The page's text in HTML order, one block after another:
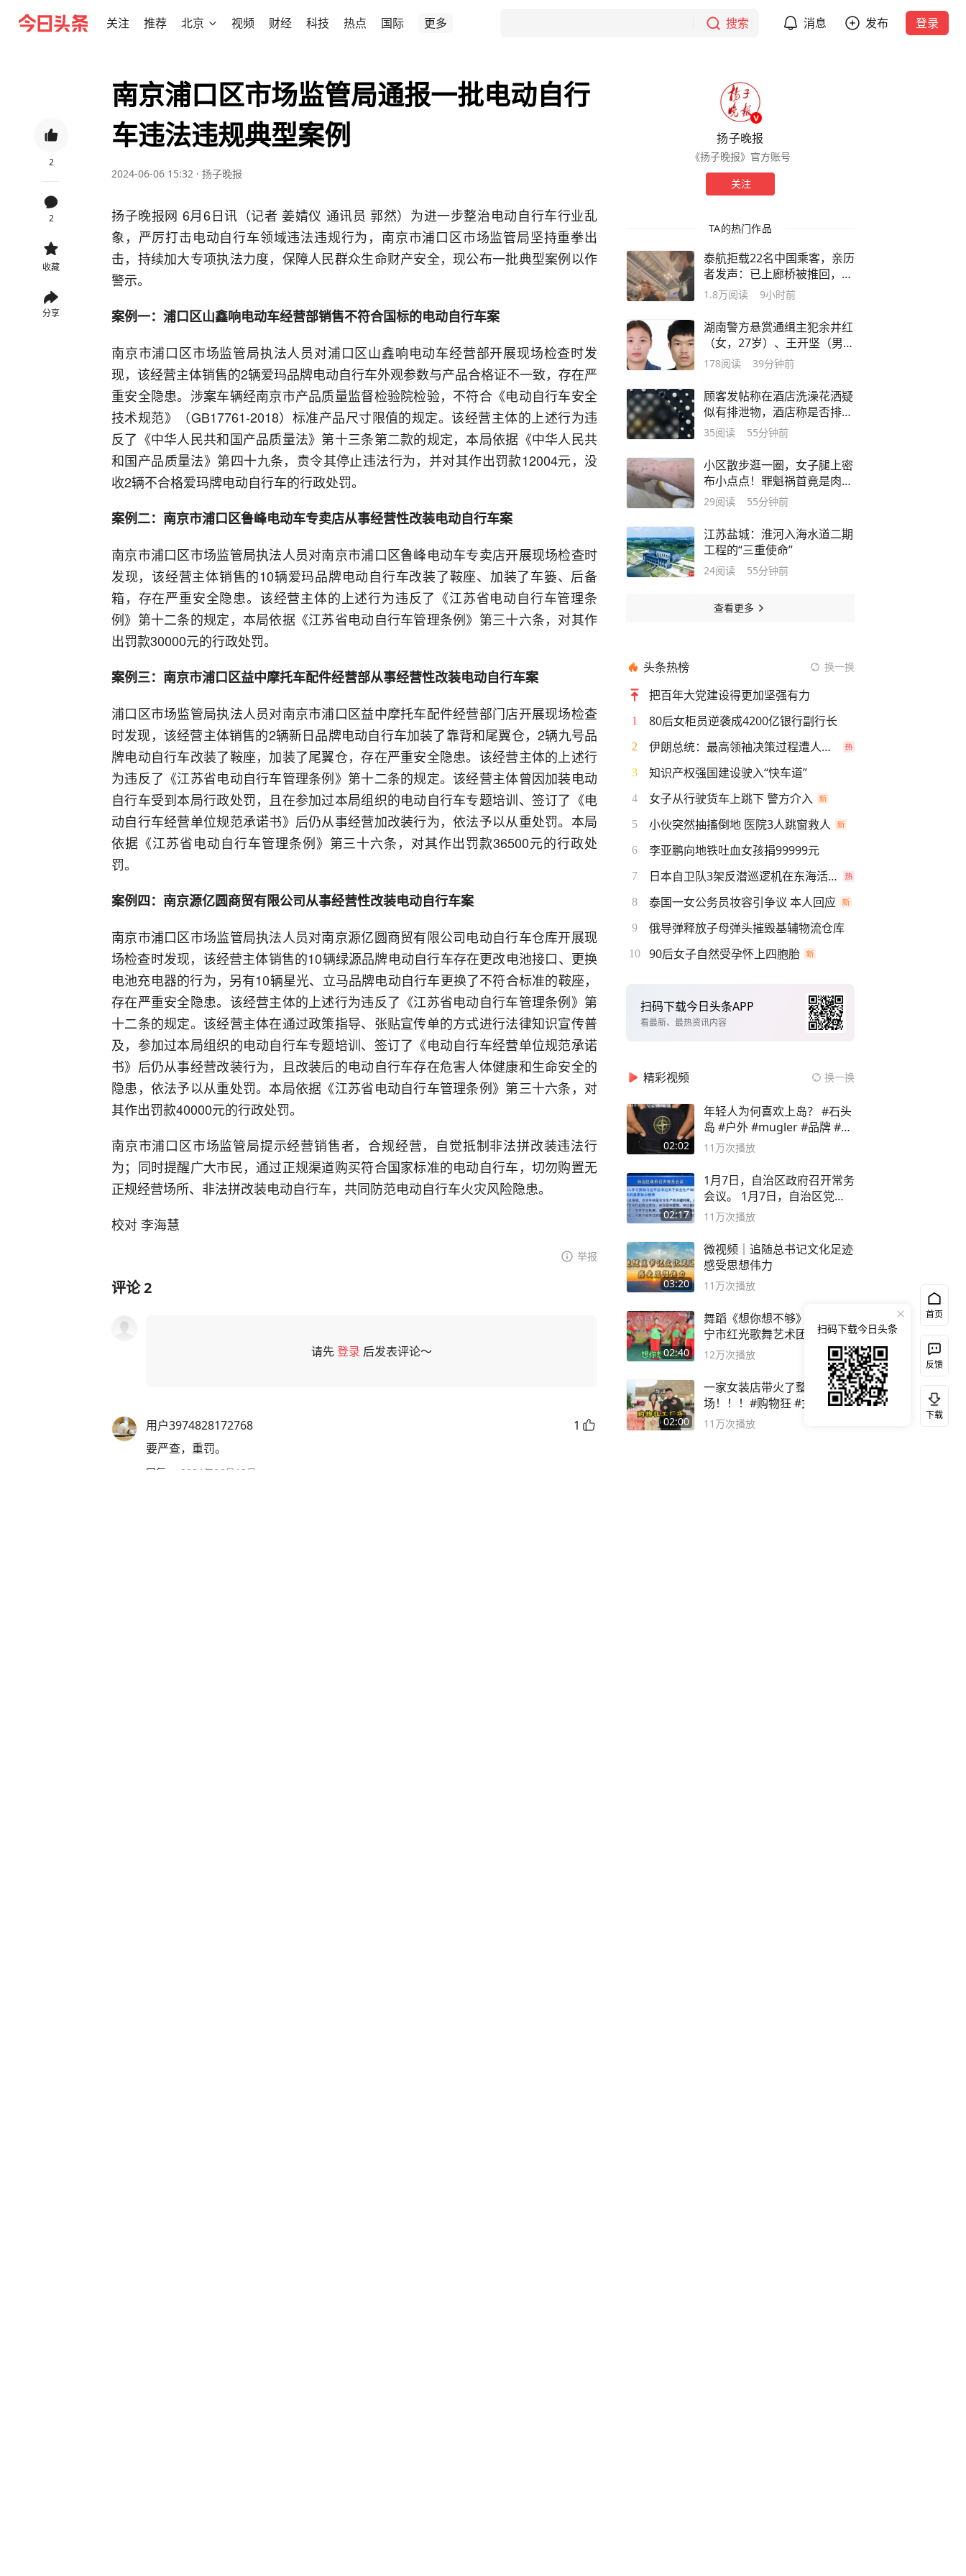
关注 推荐 北京 视频 财经 科技 热点 国际 更多 搜索 消息 发布 登录
2
2
收藏
分享
南京浦口区市场监管局通报一批电动自行
车违法违规典型案例
2024-06-06 15:32 · 扬子晚报
扬子晚报网 6月6日讯（记者 姜婧仪 通讯员 郭然）为进一步整治电动自行车行业乱
象，严厉打击电动自行车领域违法违规行为，南京市浦口区市场监管局坚持重拳出
击，持续加大专项执法力度，保障人民群众生命财产安全，现公布一批典型案例以作
警示。
案例一：浦口区山鑫响电动车经营部销售不符合国标的电动自行车案
南京市浦口区市场监管局执法人员对浦口区山鑫响电动车经营部开展现场检查时发
现，该经营主体销售的2辆爱玛品牌电动自行车外观参数与产品合格证不一致，存在严
重安全隐患。涉案车辆经南京市产品质量监督检验院检验，不符合《电动自行车安全
技术规范》（GB17761-2018）标准产品尺寸限值的规定。该经营主体的上述行为违
反了《中华人民共和国产品质量法》第十三条第二款的规定，本局依据《中华人民共
和国产品质量法》第四十九条，责令其停止违法行为，并对其作出罚款12004元，没
收2辆不合格爱玛牌电动自行车的行政处罚。
案例二：南京市浦口区鲁峰电动车专卖店从事经营性改装电动自行车案
南京市浦口区市场监管局执法人员对南京市浦口区鲁峰电动车专卖店开展现场检查时
发现，该经营主体销售的10辆爱玛品牌电动自行车改装了鞍座、加装了车篓、后备
箱，存在严重安全隐患。该经营主体的上述行为违反了《江苏省电动自行车管理条
例》第十二条的规定，本局依据《江苏省电动自行车管理条例》第三十六条，对其作
出罚款30000元的行政处罚。
案例三：南京市浦口区益中摩托车配件经营部从事经营性改装电动自行车案
浦口区市场监管局执法人员对南京市浦口区益中摩托车配件经营部门店开展现场检查
时发现，该经营主体销售的2辆新日品牌电动自行车加装了靠背和尾翼仓，2辆九号品
牌电动自行车改装了鞍座，加装了尾翼仓，存在严重安全隐患。该经营主体的上述行
为违反了《江苏省电动自行车管理条例》第十二条的规定。该经营主体曾因加装电动
自行车受到本局行政处罚，且在参加过本局组织的电动自行车专题培训、签订了《电
动自行车经营单位规范承诺书》后仍从事经营加改装行为，依法予以从重处罚。本局
依据《江苏省电动自行车管理条例》第三十六条，对其作出罚款36500元的行政处
罚。
案例四：南京源亿圆商贸有限公司从事经营性改装电动自行车案
南京市浦口区市场监管局执法人员对南京源亿圆商贸有限公司电动自行车仓库开展现
场检查时发现，该经营主体销售的10辆绿源品牌电动自行车存在更改电池接口、更换
电池充电器的行为，另有10辆星光、立马品牌电动自行车更换了不符合标准的鞍座，
存在严重安全隐患。该经营主体的上述行为违反了《江苏省电动自行车管理条例》第
十二条的规定。该经营主体在通过政策指导、张贴宣传单的方式进行法律知识宣传普
及，参加过本局组织的电动自行车专题培训、签订了《电动自行车经营单位规范承诺
书》后仍从事经营改装行为，且改装后的电动自行车存在危害人体健康和生命安全的
隐患，依法予以从重处罚。本局依据《江苏省电动自行车管理条例》第三十六条，对
其作出罚款40000元的行政处罚。
南京市浦口区市场监管局提示经营销售者，合规经营，自觉抵制非法拼改装违法行
为；同时提醒广大市民，通过正规渠道购买符合国家标准的电动自行车，切勿购置无
正规经营场所、非法拼改装电动自行车，共同防范电动自行车火灾风险隐患。
校对 李海慧
举报
评论2
请先登录 后发表评论～
用户3974828172768
1
要严查，重罚。
回复 2024年06月13日
扬子晚报
《扬子晚报》官方账号
关注
TA的热门作品
泰航拒载22名中国乘客，亲历
者发声：已上廊桥被推回，承
诺免费改签却自费回国；保安
会中文，听不懂就听不懂吧
1.8万阅读 9小时前
湖南警方悬赏通缉主犯余井红
（女，27岁）、王开坚（男，
39岁）
178阅读 39分钟前
顾客发帖称在酒店洗澡花洒疑
似有排泄物，酒店称是否排泄
物要鉴定，但会积极整改
35阅读 55分钟前
小区散步逛一圈，女子腿上密
布小点点！罪魁祸首竟是肉眼
难发觉的它
29阅读 55分钟前
江苏盐城：淮河入海水道二期
工程的“三重使命”
24阅读 55分钟前
查看更多
头条热榜 换一换
把百年大党建设得更加坚强有力
1 80后女柜员逆袭成4200亿银行副行长
2 伊朗总统：最高领袖决策过程遭人利用
3 知识产权强国建设驶入“快车道”
4 女子从行驶货车上跳下 警方介入
5 小伙突然抽搐倒地 医院3人跳窗救人
6 李亚鹏向地铁吐血女孩捐99999元
7 日本自卫队3架反潜巡逻机在东海活动
8 泰国一女公务员妆容引争议 本人回应
9 俄导弹释放子母弹头摧毁基辅物流仓库
10 90后女子自然受孕怀上四胞胎
扫码下载今日头条APP
看最新、最热资讯内容
精彩视频 换一换
02:02
年轻人为何喜欢上岛？ #石头
岛 #户外 #mugler #品牌 #足
球流氓
11万次播放
02:17
1月7日，自治区政府召开常务
会议。 1月7日，自治区党委
副书记
11万次播放
03:20
微视频｜追随总书记文化足迹
感受思想伟力
11万次播放
02:40
舞蹈《想你想不够》表演：南
宁市红光歌舞艺术团森林春红
舞蹈队。
12万次播放
02:00
一家女装店带火了整个市
场！！！#购物狂 #女装店 #
高品质女装
11万次播放
首页
反馈
下载
扫码下载今日头条